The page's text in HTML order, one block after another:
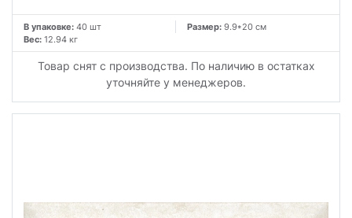
В упаковке: 40 шт Размер: 9.9*20 см
Вес: 12.94 кг
Товар снят с производства. По наличию в остатках
уточняйте у менеджеров.